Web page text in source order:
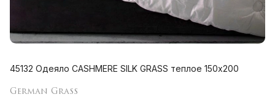
45132 Одеяло CASHMERE SILK GRASS теплое 150х200
German Grass